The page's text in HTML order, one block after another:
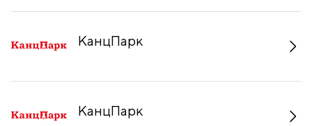
КанцПарк
КанцПарк